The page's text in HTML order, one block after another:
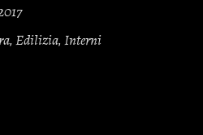
, Edilizia, Interni